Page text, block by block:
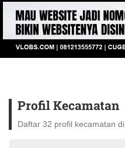
Profil Kecamatan
Daftar 32 profil kecamatan